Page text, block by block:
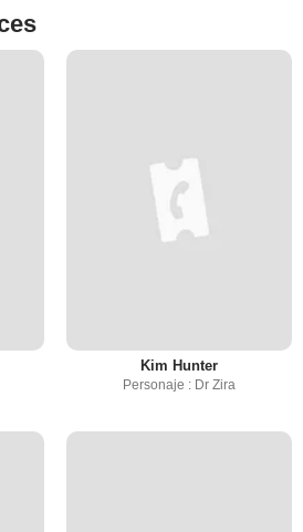
Kim Hunter
Personaje : Dr Zira